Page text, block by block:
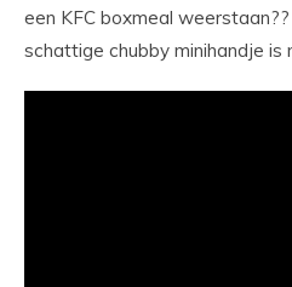
een KFC boxmeal
schattige chubby minihandje is